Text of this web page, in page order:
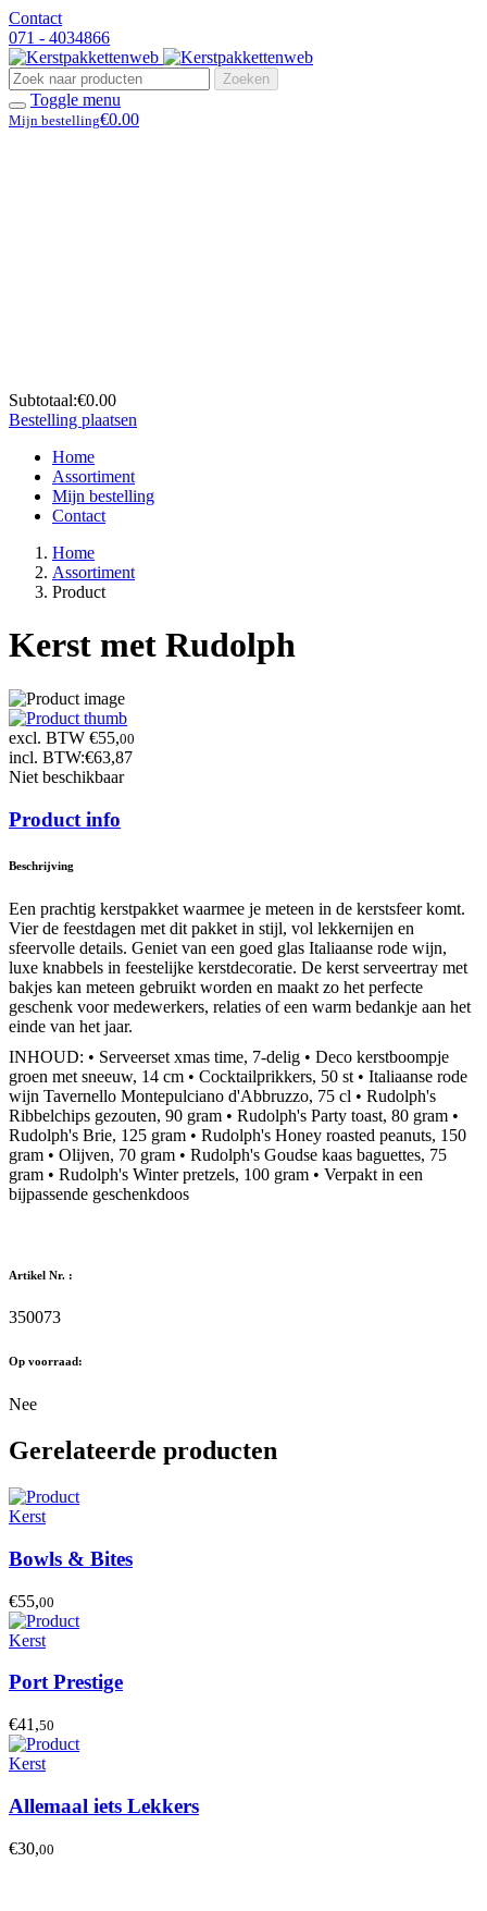
Contact
071 - 4034866
Zoeken
Toggle menu
Mijn bestelling€0.00
Subtotaal:€0.00
Bestelling plaatsen
Home
Assortiment
Mijn bestelling
Contact
Home
Assortiment
Product
Kerst met Rudolph
excl. BTW €55,00
incl. BTW:€63,87
Niet beschikbaar
Product info
Beschrijving
Een prachtig kerstpakket waarmee je meteen in de kerstsfeer komt.
Vier de feestdagen met dit pakket in stijl, vol lekkernijen en
sfeervolle details. Geniet van een goed glas Italiaanse rode wijn,
luxe knabbels in feestelijke kerstdecoratie. De kerst serveertray met
bakjes kan meteen gebruikt worden en maakt zo het perfecte
geschenk voor medewerkers, relaties of een warm bedankje aan het
einde van het jaar.
INHOUD: • Serveerset xmas time, 7-delig • Deco kerstboompje
groen met sneeuw, 14 cm • Cocktailprikkers, 50 st • Italiaanse rode
wijn Tavernello Montepulciano d'Abbruzzo, 75 cl • Rudolph's
Ribbelchips gezouten, 90 gram • Rudolph's Party toast, 80 gram •
Rudolph's Brie, 125 gram • Rudolph's Honey roasted peanuts, 150
gram • Olijven, 70 gram • Rudolph's Goudse kaas baguettes, 75
gram • Rudolph's Winter pretzels, 100 gram • Verpakt in een
bijpassende geschenkdoos
Artikel Nr. :
350073
Op voorraad:
Nee
Gerelateerde producten
Kerst
Bowls & Bites
€55,00
Kerst
Port Prestige
€41,50
Kerst
Allemaal iets Lekkers
€30,00